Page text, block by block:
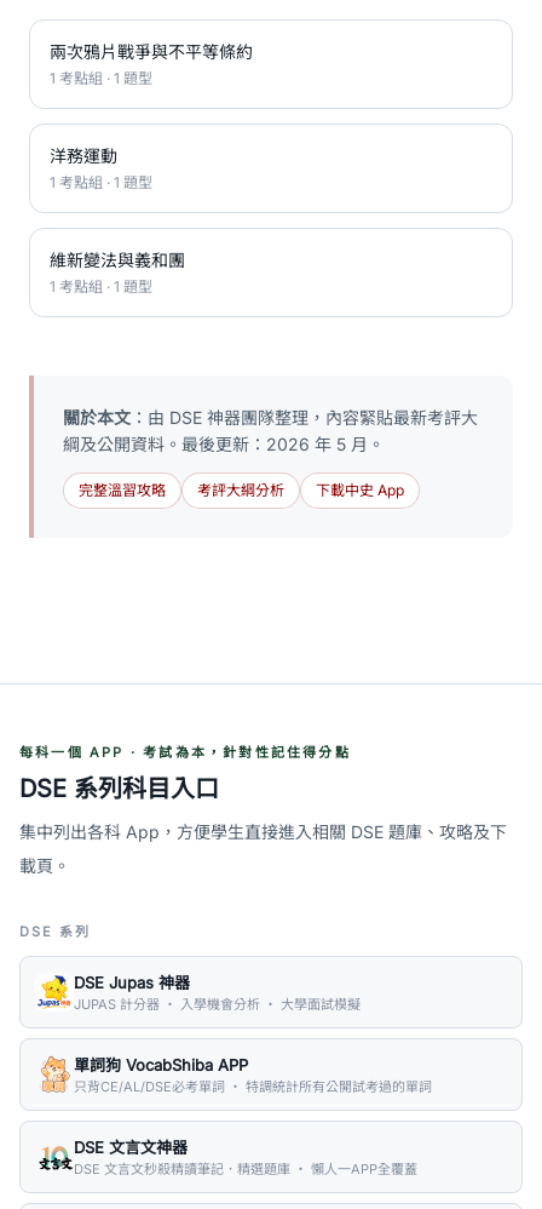
兩次鴉片戰爭與不平等條約
1 考點組 · 1 題型
洋務運動
1 考點組 · 1 題型
維新變法與義和團
1 考點組 · 1 題型
關於本文 ：由 DSE 神器團隊整理，內容緊貼最新考評大
綱及公開資料。最後更新：2026 年 5 月。
完整溫習攻略 考評大綱分析 下載中史 App
每科一個 APP · 考試為本，針對性記住得分點
DSE 系列科目入口
集中列出各科 App，方便學生直接進入相關 DSE 題庫、攻略及下
載頁。
DSE 系列
DSE Jupas 神器
JUPAS 計分器 ・ 入學機會分析 ・ 大學面試模擬
單詞狗 VocabShiba APP
只背CE/AL/DSE必考單詞 ・ 特調統計所有公開試考過的單詞
DSE 文言文神器
DSE 文言文秒殺精讀筆記．精選題庫 ・ 懶人一APP全覆蓋